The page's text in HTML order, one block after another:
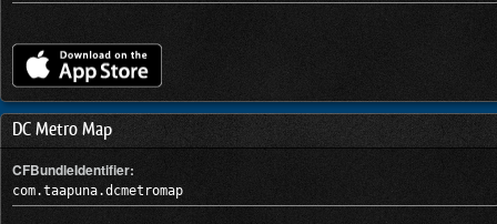
DC Metro Map
CFBundleIdentifier:
com.taapuna.dcmetromap